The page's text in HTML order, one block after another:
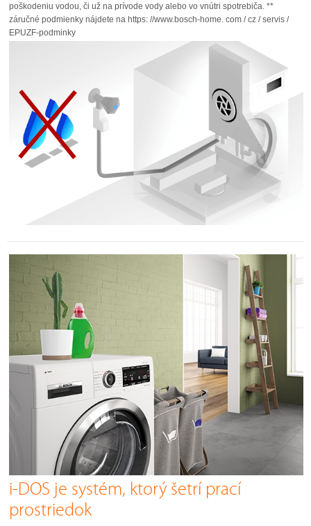
poškodeniu vodou, či už na prívode vody alebo vo vnútri spotrebiča. **
záručné podmienky nájdete na https: //www.bosch-home. com / cz / servis /
EPUZF-podminky
i-DOS je systém, ktorý šetrí prací
prostriedok